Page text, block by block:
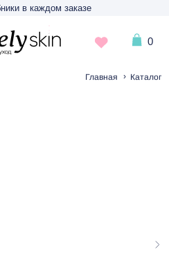
заказе
Главная › Каталог